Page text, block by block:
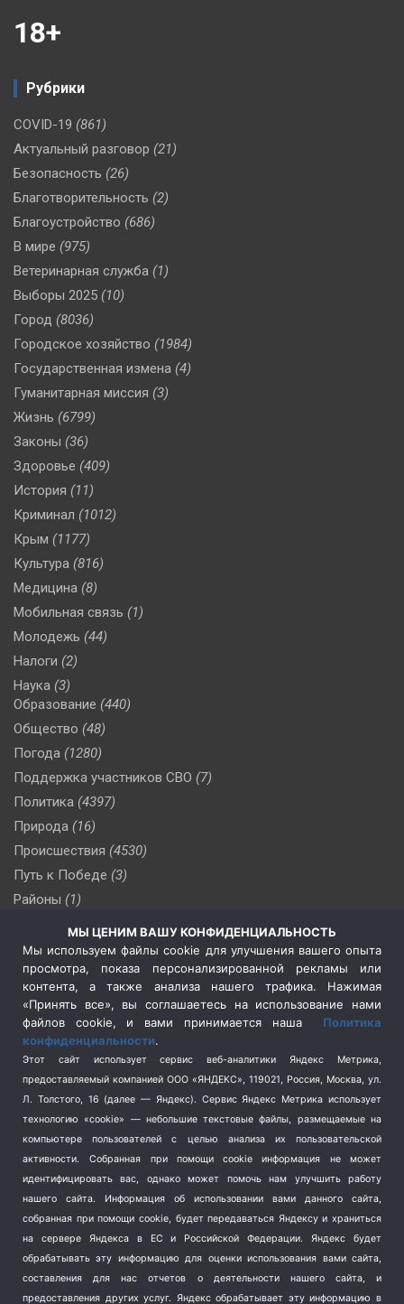
18+
Рубрики
COVID-19 (861)
Актуальный разговор (21)
Безопасность (26)
Благотворительность (2)
Благоустройство (686)
В мире (975)
Ветеринарная служба (1)
Выборы 2025 (10)
Город (8036)
Городское хозяйство (1984)
Государственная измена (4)
Гуманитарная миссия (3)
Жизнь (6799)
Законы (36)
Здоровье (409)
История (11)
Криминал (1012)
Крым (1177)
Культура (816)
Медицина (8)
Мобильная связь (1)
Молодежь (44)
Налоги (2)
Наука (3)
Образование (440)
Общество (48)
Погода (1280)
Поддержка участников СВО (7)
Политика (4397)
Природа (16)
Происшествия (4530)
Путь к Победе (3)
Районы (1)
(510)
Сельское хозяйство (3)
Социальная политика
(3)
Спецоперация в Украине
Спецоперация на Украине
(404)
Спорт (740)
Терроризм (1)
Транспорт (262)
Туризм (178)
Флот (76)
Школа и спорт (2)
Экология (8)
Экономика (1172)
МЫ ЦЕНИМ ВАШУ КОНФИДЕНЦИАЛЬНОСТЬ
Мы используем файлы cookie для улучшения вашего опыта
просмотра, показа персонализированной рекламы или
контента, а также анализа нашего трафика. Нажимая
«Принять все», вы соглашаетесь на использование нами
файлов cookie, и вами принимается наша Политика
конфиденциальности.
Этот сайт использует сервис веб-аналитики Яндекс Метрика,
предоставляемый компанией ООО «ЯНДЕКС», 119021, Россия, Москва, ул.
Л. Толстого, 16 (далее — Яндекс). Сервис Яндекс Метрика использует
технологию «cookie» — небольшие текстовые файлы, размещаемые на
компьютере пользователей с целью анализа их пользовательской
активности.
Собранная при помощи cookie информация не может
идентифицировать вас, однако может помочь нам улучшить работу
нашего сайта. Информация об использовании вами данного сайта,
собранная при помощи cookie, будет передаваться Яндексу и храниться
на сервере Яндекса в ЕС и Российской Федерации. Яндекс будет
обрабатывать эту информацию для оценки использования вами сайта,
составления для нас отчетов о деятельности нашего сайта, и
предоставления других услуг. Яндекс обрабатывает эту информацию в